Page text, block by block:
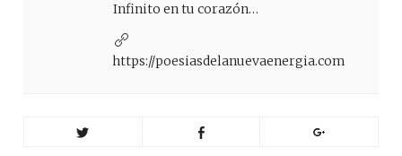
Infinito en tu corazón…
https://poesiasdelanuevaenergia.com